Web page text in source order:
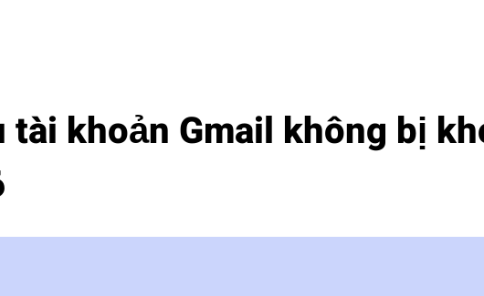
tài khoản Gmail không bị